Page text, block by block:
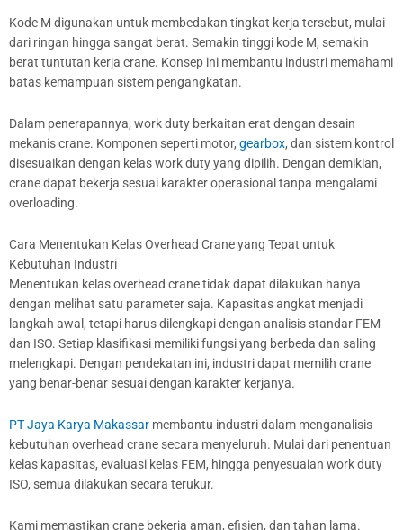
Kode M digunakan untuk membedakan tingkat kerja tersebut, mulai
dari ringan hingga sangat berat. Semakin tinggi kode M, semakin
berat tuntutan kerja crane. Konsep ini membantu industri memahami
batas kemampuan sistem pengangkatan.
Dalam penerapannya, work duty berkaitan erat dengan desain
mekanis crane. Komponen seperti motor, gearbox, dan sistem kontrol
disesuaikan dengan kelas work duty yang dipilih. Dengan demikian,
crane dapat bekerja sesuai karakter operasional tanpa mengalami
overloading.
Cara Menentukan Kelas Overhead Crane yang Tepat untuk
Kebutuhan Industri
Menentukan kelas overhead crane tidak dapat dilakukan hanya
dengan melihat satu parameter saja. Kapasitas angkat menjadi
langkah awal, tetapi harus dilengkapi dengan analisis standar FEM
dan ISO. Setiap klasifikasi memiliki fungsi yang berbeda dan saling
melengkapi. Dengan pendekatan ini, industri dapat memilih crane
yang benar-benar sesuai dengan karakter kerjanya.
PT Jaya Karya Makassar membantu industri dalam menganalisis
kebutuhan overhead crane secara menyeluruh. Mulai dari penentuan
kelas kapasitas, evaluasi kelas FEM, hingga penyesuaian work duty
ISO, semua dilakukan secara terukur.
Kami memastikan crane bekerja aman, efisien, dan tahan lama.